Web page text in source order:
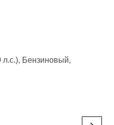
л.с.), Бензиновый,